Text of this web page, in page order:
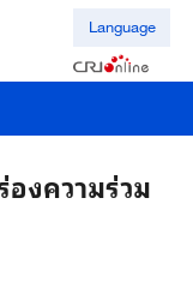
Language
องความร่วม